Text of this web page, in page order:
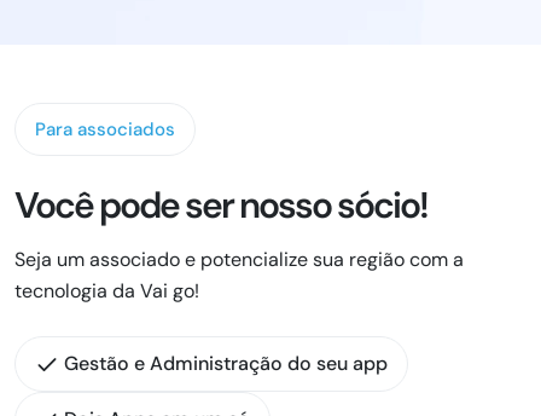
Para associados
Você pode ser nosso sócio!
Seja um associado e potencialize sua região com a
tecnologia da Vai go!
Gestão e Administração do seu app